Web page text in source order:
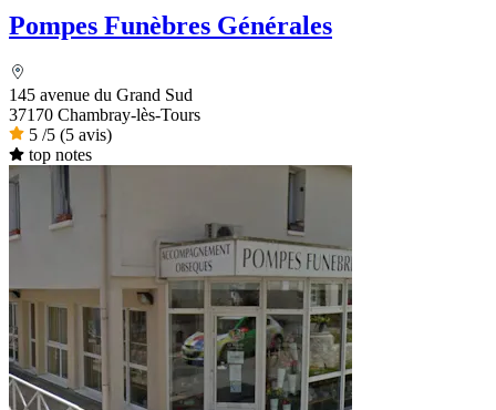
Pompes Funèbres Générales
145 avenue du Grand Sud
37170 Chambray-lès-Tours
5 /5 (5 avis)
top notes